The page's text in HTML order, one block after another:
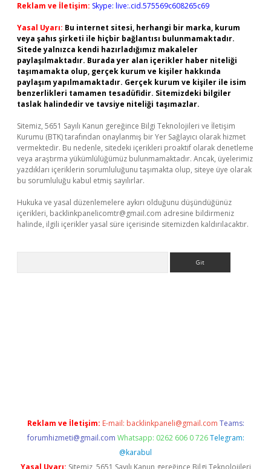
Reklam ve İletişim: Skype: live:.cid.575569c608265c69
Yasal Uyarı: Bu internet sitesi, herhangi bir marka, kurum
veya şahıs şirketi ile hiçbir bağlantısı bulunmamaktadır.
Sitede yalnızca kendi hazırladığımız makaleler
paylaşılmaktadır. Burada yer alan içerikler haber niteliği
taşımamakta olup, gerçek kurum ve kişiler hakkında
paylaşım yapılmamaktadır. Gerçek kurum ve kişiler ile isim
benzerlikleri tamamen tesadüfidir. Sitemizdeki bilgiler
taslak halindedir ve tavsiye niteliği taşımazlar.
Sitemiz, 5651 Sayılı Kanun gereğince Bilgi Teknolojileri ve İletişim
Kurumu (BTK) tarafından onaylanmış bir Yer Sağlayıcı olarak hizmet
vermektedir. Bu nedenle, sitedeki içerikleri proaktif olarak denetleme
veya araştırma yükümlülüğümüz bulunmamaktadır. Ancak, üyelerimiz
yazdıkları içeriklerin sorumluluğunu taşımakta olup, siteye üye olarak
bu sorumluluğu kabul etmiş sayılırlar.
Hukuka ve yasal düzenlemelere aykırı olduğunu düşündüğünüz
içerikleri, backlinkpanelicomtr@gmail.com adresine bildirmeniz
halinde, ilgili içerikler yasal süre içerisinde sitemizden kaldırılacaktır.
Reklam ve İletişim: E-mail: backlinkpaneli@gmail.com Teams:
forumhizmeti@gmail.com Whatsapp: 0262 606 0 726 Telegram:
@karabul
Yasal Uyarı: Sitemiz, 5651 Sayılı Kanun gereğince Bilgi Teknolojileri